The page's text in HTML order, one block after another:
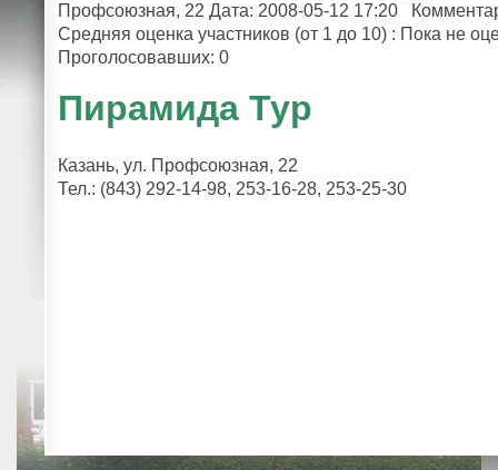
Профсоюзная, 22 Дата: 2008-05-12 17:20
Средняя оценка участников (от 1 до 10) : Пока не
Проголосовавших: 0
Пирамида Тур
Казань, ул. Профсоюзная, 22
Тел.: (843) 292-14-98, 253-16-28, 253-25-30